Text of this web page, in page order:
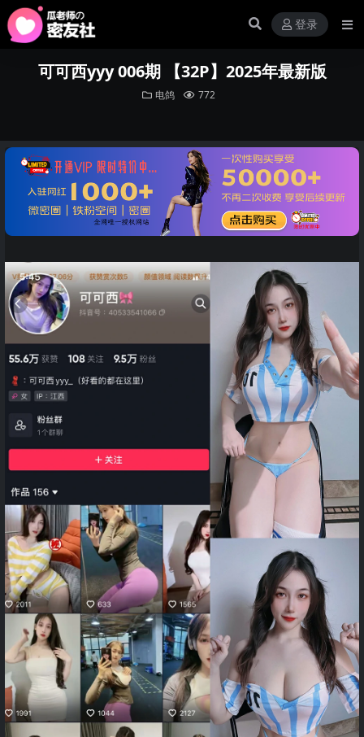
登录
可可西yyy 006期 【32P】2025年最新版
电鸽 772